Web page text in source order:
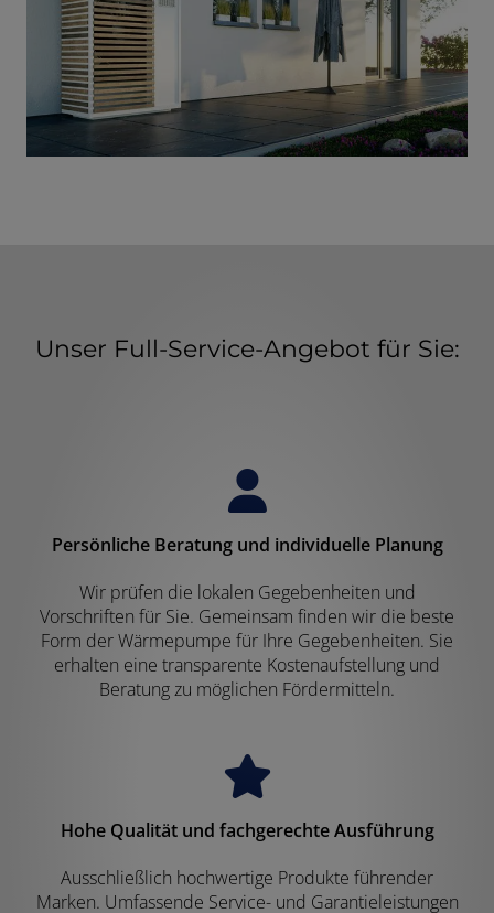
Unser Full-Service-Angebot für Sie:
Persönliche Beratung und individuelle Planung
Wir prüfen die lokalen Gegebenheiten und
Vorschriften für Sie. Gemeinsam finden wir die beste
Form der Wärmepumpe für Ihre Gegebenheiten. Sie
erhalten eine transparente Kostenaufstellung und
Beratung zu möglichen Fördermitteln.
Hohe Qualität und fachgerechte Ausführung
Ausschließlich hochwertige Produkte führender
Marken. Umfassende Service- und Garantieleistungen